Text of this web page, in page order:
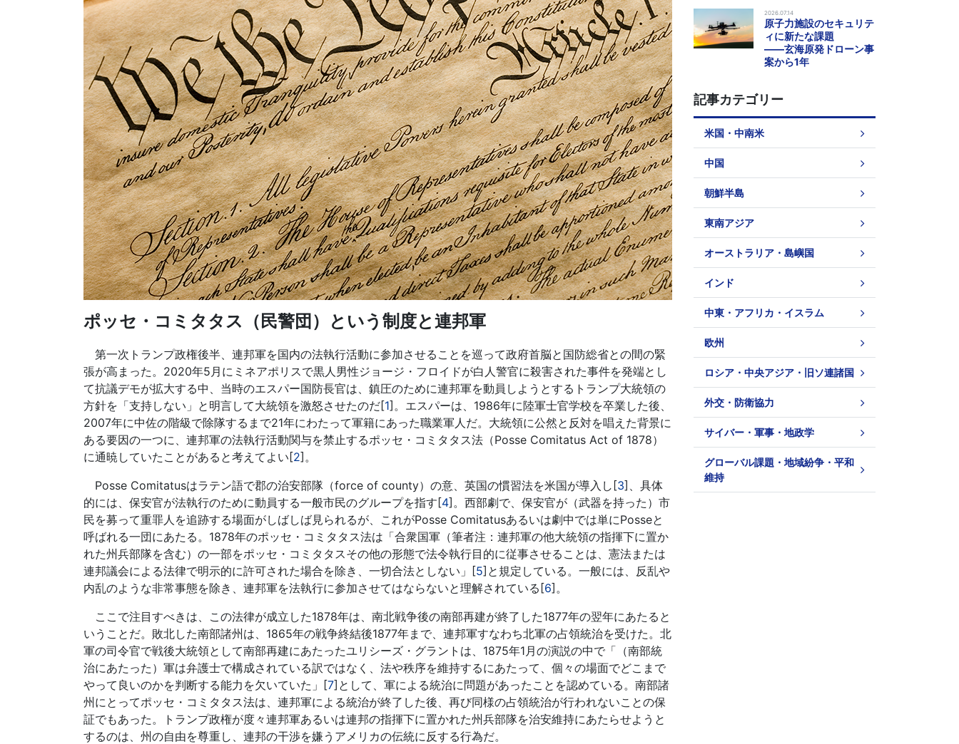
ポッセ・コミタタス（民警団）という制度と連邦軍
第一次トランプ政権後半、連邦軍を国内の法執行活動に参加させることを巡って政府首脳と国防総省との間の緊
張が高まった。2020年5月にミネアポリスで黒人男性ジョージ・フロイドが白人警官に殺害された事件を発端とし
て抗議デモが拡大する中、当時のエスパー国防長官は、鎮圧のために連邦軍を動員しようとするトランプ大統領の
方針を「支持しない」と明言して大統領を激怒させたのだ[1]。エスパーは、1986年に陸軍士官学校を卒業した後、
2007年に中佐の階級で除隊するまで21年にわたって軍籍にあった職業軍人だ。大統領に公然と反対を唱えた背景に
ある要因の一つに、連邦軍の法執行活動関与を禁止するポッセ・コミタタス法（Posse Comitatus Act of 1878）
に通暁していたことがあると考えてよい[2]。
Posse Comitatusはラテン語で郡の治安部隊（force of county）の意、英国の慣習法を米国が導入し[3]、具体
的には、保安官が法執行のために動員する一般市民のグループを指す[4]。西部劇で、保安官が（武器を持った）市
民を募って重罪人を追跡する場面がしばしば見られるが、これがPosse Comitatusあるいは劇中では単にPosseと
呼ばれる一団にあたる。1878年のポッセ・コミタタス法は「合衆国軍（筆者注：連邦軍の他大統領の指揮下に置か
れた州兵部隊を含む）の一部をポッセ・コミタタスその他の形態で法令執行目的に従事させることは、憲法または
連邦議会による法律で明示的に許可された場合を除き、一切合法としない」[5]と規定している。一般には、反乱や
内乱のような非常事態を除き、連邦軍を法執行に参加させてはならないと理解されている[6]。
ここで注目すべきは、この法律が成立した1878年は、南北戦争後の南部再建が終了した1877年の翌年にあたると
いうことだ。敗北した南部諸州は、1865年の戦争終結後1877年まで、連邦軍すなわち北軍の占領統治を受けた。北
軍の司令官で戦後大統領として南部再建にあたったユリシーズ・グラントは、1875年1月の演説の中で「（南部統
治にあたった）軍は弁護士で構成されている訳ではなく、法や秩序を維持するにあたって、個々の場面でどこまで
やって良いのかを判断する能力を欠いていた」[7]として、軍による統治に問題があったことを認めている。南部諸
州にとってポッセ・コミタタス法は、連邦軍による統治が終了した後、再び同様の占領統治が行われないことの保
証でもあった。トランプ政権が度々連邦軍あるいは連邦の指揮下に置かれた州兵部隊を治安維持にあたらせようと
するのは、州の自由を尊重し、連邦の干渉を嫌うアメリカの伝統に反する行為だ。
2026.07.14
原子力施設のセキュリテ
ィに新たな課題
――玄海原発ドローン事
案から1年
記事カテゴリー
米国・中南米
中国
朝鮮半島
東南アジア
オーストラリア・島嶼国
インド
中東・アフリカ・イスラム
欧州
ロシア・中央アジア・旧ソ連諸国
外交・防衛協力
サイバー・軍事・地政学
グローバル課題・地域紛争・平和
維持